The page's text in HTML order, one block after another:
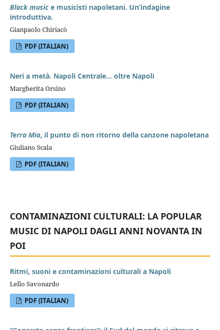
Black musice musicisti napoletani. Un’indagine
introduttiva.
Gianpaolo Chiriacò
PDF (ITALIAN)
Neri a metà. Napoli Centrale... oltre Napoli
Margherita Orsino
PDF (ITALIAN)
Terra Mia, il punto di non ritorno della canzone napoletana
Giuliano Scala
PDF (ITALIAN)
CONTAMINAZIONI CULTURALI: LA POPULAR
MUSIC DI NAPOLI DAGLI ANNI NOVANTA IN
POI
Ritmi, suoni e contaminazioni culturali a Napoli
Lello Savonardo
PDF (ITALIAN)